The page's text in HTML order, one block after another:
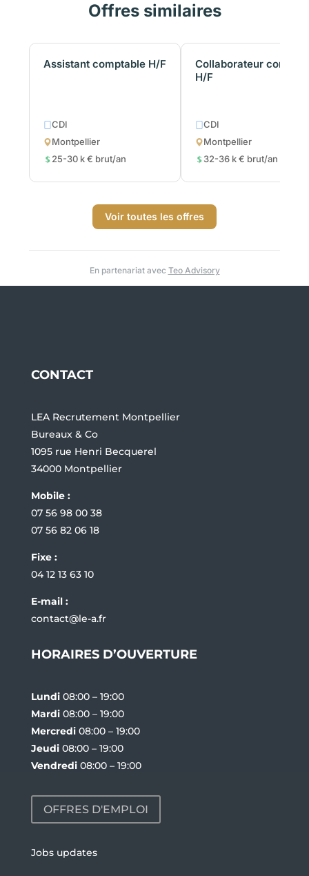
Offres similaires
Assistant comptable H/F
CDI
Montpellier
25-30 k € brut/an
Collaborateur
H/F
CDI
Montpellier
32-36 k € brut/an
Voir toutes les offres
En partenariat avec Teo Advisory
CONTACT
LEA Recrutement Montpellier
Bureaux & Co
1095 rue Henri Becquerel
34000 Montpellier
Mobile :
07 56 98 00 38
07 56 82 06 18
Fixe :
04 12 13 63 10
E-mail :
contact@le-a.fr
HORAIRES D’OUVERTURE
Lundi08:00 – 19:00
Mardi08:00 – 19:00
Mercredi08:00 – 19:00
Jeudi08:00 – 19:00
Vendredi08:00 – 19:00
OFFRES D'EMPLOI
Jobs updates